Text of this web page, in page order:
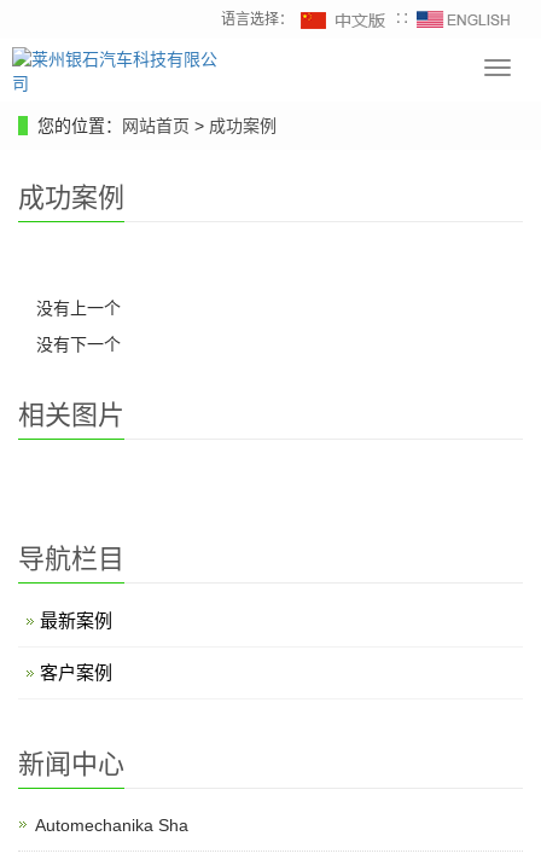
语言选择： ∷
您的位置：
网站首页 > 成功案例
成功案例
没有上一个
没有下一个
相关图片
导航栏目
最新案例
客户案例
新闻中心
Automechanika Sha